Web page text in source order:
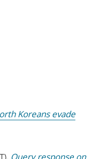
Koreans evade